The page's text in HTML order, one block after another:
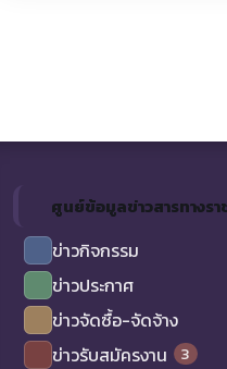
ศูนย์ข้อมูลข่าวสารทางรา
ข่าวกิจกรรม
ข่าวประกาศ
ข่าวจัดซื้อ-จัดจ้าง
ข่าวรับสมัครงาน
3